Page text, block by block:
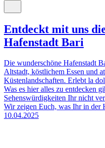
Entdeckt mit uns
Hafenstadt Bari
Die wunderschöne Hafenstadt
Altstadt, köstlichem Essen und
Küstenlandschaften. Erlebt la
Was es hier alles zu entdecken
Sehenswürdigkeiten Ihr nicht
Wir zeigen Euch, was Ihr in der
10.04.2025